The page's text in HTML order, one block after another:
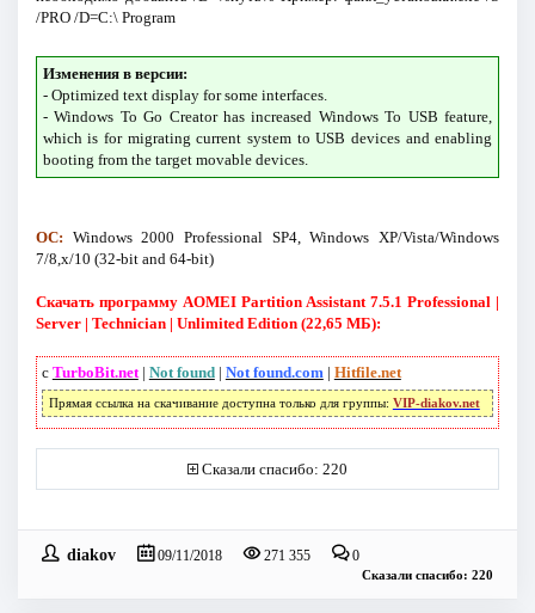
/PRO /D=C:\ Program
Изменения в версии:
- Optimized text display for some interfaces.
- Windows To Go Creator has increased Windows To USB feature,
which is for migrating current system to USB devices and enabling
booting from the target movable devices.
ОС: Windows 2000 Professional SP4, Windows XP/Vista/Windows
7/8,x/10 (32-bit and 64-bit)
Скачать программу AOMEI Partition Assistant 7.5.1 Professional |
Server | Technician | Unlimited Edition (22,65 МБ):
с TurboBit.net| Not found| Not found.com | Hitfile.net
Прямая ссылка на скачивание доступна только для группы: VIP-diakov.net
Сказали спасибо: 220
diakov 09/11/2018 271 355 0
Сказали спасибо: 220